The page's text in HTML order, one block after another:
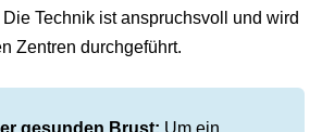
Technik ist anspruchsvoll und wird
Zentren durchgeführt.